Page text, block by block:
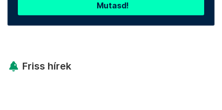
Mutasd!
Friss hírek